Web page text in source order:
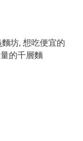
坊, 想吃便宜的
的千層麵